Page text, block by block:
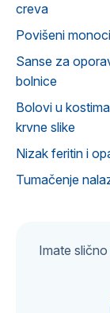
creva
Povišeni
Sanse za
bolnice
Bolovi u
krvne slike
Nizak feritin i
Tumačenje
Imate